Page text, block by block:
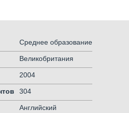
Среднее образование
Великобритания
2004
304
Английский